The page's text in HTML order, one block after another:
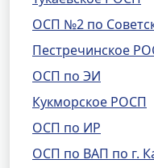
ОСП №2 по
Пестречинское
ОСП по ЭИ
Кукморское РОСП
ОСП по ИР
ОСП по ВАП по г.